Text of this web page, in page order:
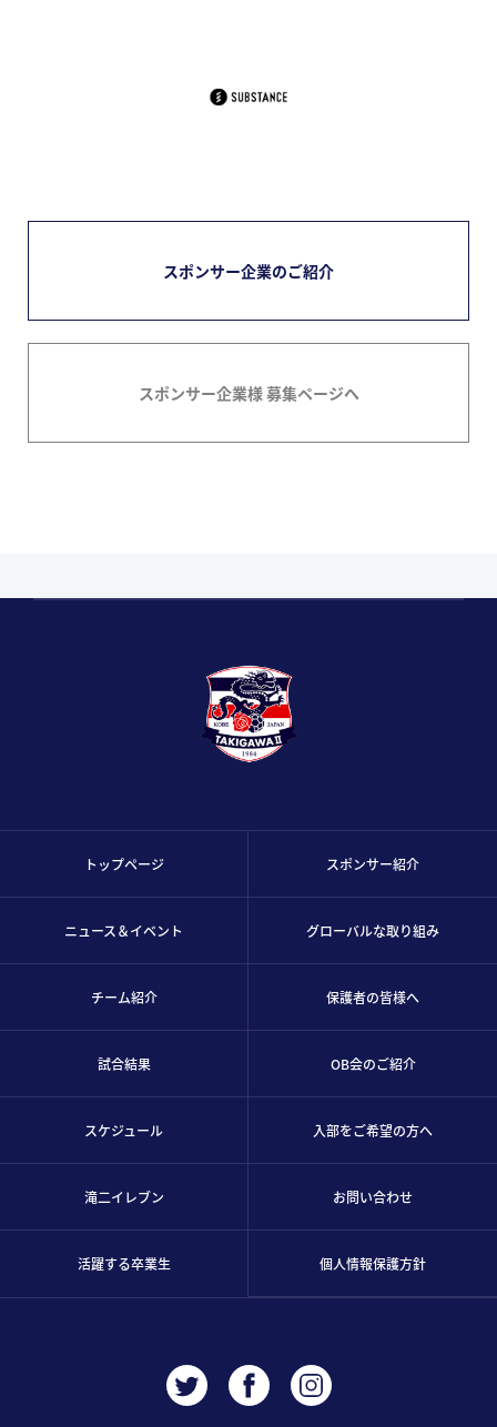
スポンサー企業のご紹介
スポンサー企業様 募集ページへ
トップページ
ニュース＆イベント
チーム紹介
試合結果
スケジュール
滝二イレブン
活躍する卒業生
スポンサー紹介
グローバルな取り組み
保護者の皆様へ
OB会のご紹介
入部をご希望の方へ
お問い合わせ
個人情報保護方針